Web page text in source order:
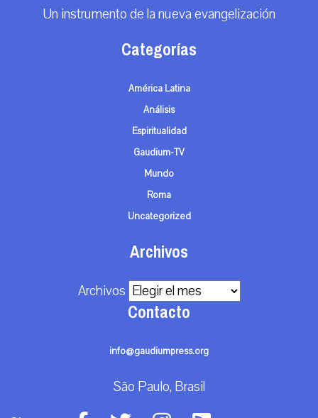
Un instrumento de la nueva evangelización
Categorías
América Latina
Análisis
Espiritualidad
Gaudium-TV
Mundo
Roma
Uncategorized
Archivos
Archivos
Contacto
info@gaudiumpress.org
São Paulo, Brasil